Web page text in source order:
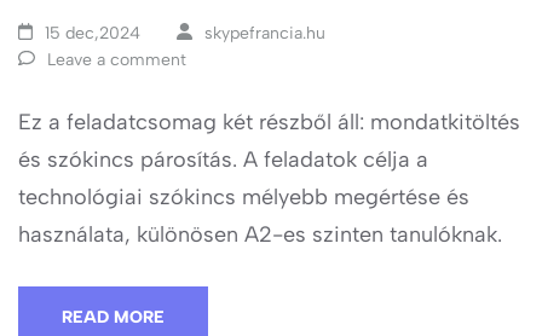
15 dec,2024
skypefrancia.hu
Leave a comment
Ez a feladatcsomag két részből áll: mondatkitöltés
és szókincs párosítás. A feladatok célja a
technológiai szókincs mélyebb megértése és
használata, különösen A2-es szinten tanulóknak.
READ MORE